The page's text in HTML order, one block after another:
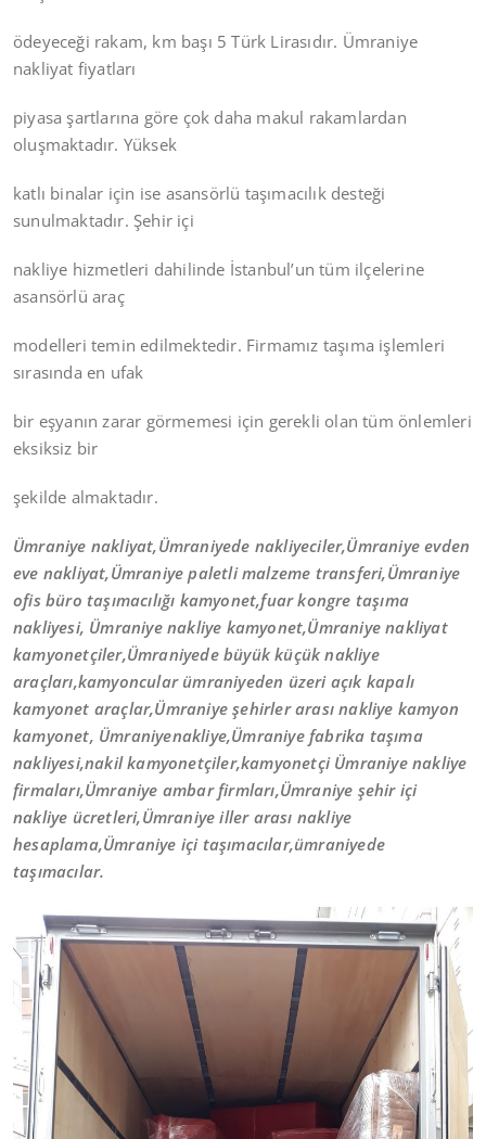
ödeyeceği rakam, km başı 5 Türk Lirasıdır. Ümraniye
nakliyat fiyatları
piyasa şartlarına göre çok daha makul rakamlardan
oluşmaktadır. Yüksek
katlı binalar için ise asansörlü taşımacılık desteği
sunulmaktadır. Şehir içi
nakliye hizmetleri dahilinde İstanbul’un tüm ilçelerine
asansörlü araç
modelleri temin edilmektedir. Firmamız taşıma işlemleri
sırasında en ufak
bir eşyanın zarar görmemesi için gerekli olan tüm önlemleri
eksiksiz bir
şekilde almaktadır.
Ümraniye nakliyat,Ümraniyede nakliyeciler,Ümraniye evden
eve nakliyat,Ümraniye paletli malzeme transferi,Ümraniye
ofis büro taşımacılığı kamyonet,fuar kongre taşıma
nakliyesi, Ümraniye nakliye kamyonet,Ümraniye nakliyat
kamyonetçiler,Ümraniyede büyük küçük nakliye
araçları,kamyoncular ümraniyeden üzeri açık kapalı
kamyonet araçlar,Ümraniye şehirler arası nakliye kamyon
kamyonet, Ümraniyenakliye,Ümraniye fabrika taşıma
nakliyesi,nakil kamyonetçiler,kamyonetçi Ümraniye nakliye
firmaları,Ümraniye ambar firmları,Ümraniye şehir içi
nakliye ücretleri,Ümraniye iller arası nakliye
hesaplama,Ümraniye içi taşımacılar,ümraniyede
taşımacılar.